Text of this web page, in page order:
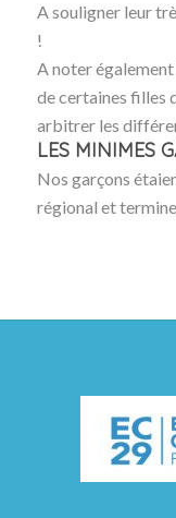
A souligner leur
!
A noter
de certaines filles
arbitrer les
LES MINIMES
Nos garçons
régional et